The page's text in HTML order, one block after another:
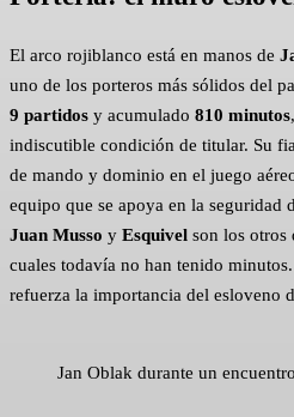
El arco rojiblanco está en manos de
uno de los porteros más sólidos del
9 partidos y acumulado 810 minutos
indiscutible condición de titular. Su
de mando y dominio en el juego
equipo que se apoya en la seguridad
Juan Musso y Esquivel son los otros
cuales todavía no han tenido
refuerza la importancia del esloveno
Jan Oblak durante un